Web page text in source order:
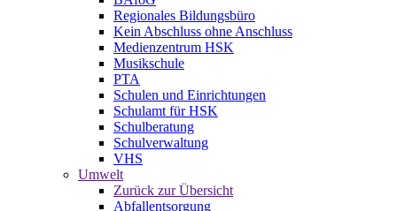
Regionales Bildungsbüro
Kein Abschluss ohne Anschluss
Medienzentrum HSK
Musikschule
PTA
Schulen und Einrichtungen
Schulamt für HSK
Schulberatung
Schulverwaltung
VHS
Umwelt
Zurück zur Übersicht
Abfallentsorgung